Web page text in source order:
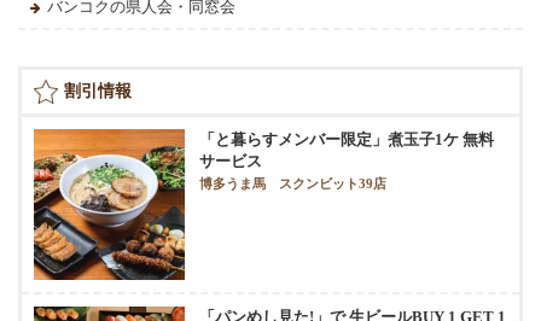
バンコクの県人会・同窓会
割引情報
「と暮らすメンバー限定」煮玉子1ケ 無料
サービス
博多うま馬 スクンビット39店
「パンめし見た!」で 生ビールBUY 1 GET 1